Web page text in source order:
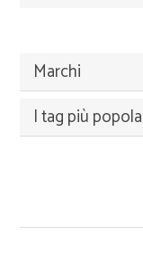
Marchi
I tag più